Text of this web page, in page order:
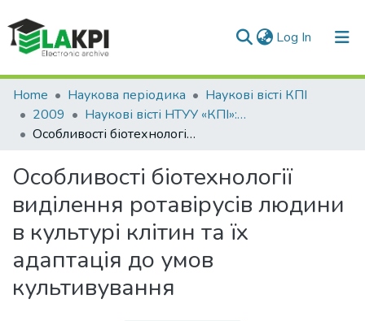
Log In (current)
Communities & Collections
All of DSpace
Home Наукова періодика
Наукові вісті КПІ
2009
Наукові вісті НТУУ «КПІ»: науково-технічний журнал, № 4(66)
Особливості біотехнології виділення ротавірусів людини в культурі клітин та їх адаптація до умов культивування
Особливості біотехнології
виділення ротавірусів людини
в культурі клітин та їх
адаптація до умов
культивування